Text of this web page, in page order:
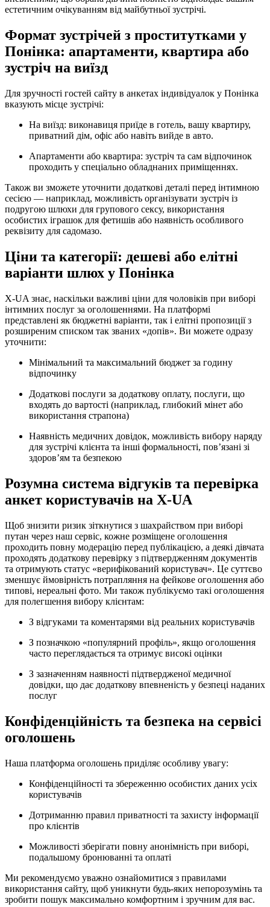
естетичним очікуванням від майбутньої зустрічі.
Формат зустрічей з проститутками у
Понінка: апартаменти, квартира або
зустріч на виїзд
Для зручності гостей сайту в анкетах індивідуалок у Понінка
вказують місце зустрічі:
На виїзд: виконавиця приїде в готель, вашу квартиру,
приватний дім, офіс або навіть вийде в авто.
Апартаменти або квартира: зустріч та сам відпочинок
проходить у спеціально обладнаних приміщеннях.
Також ви зможете уточнити додаткові деталі перед інтимною
сесією — наприклад, можливість організувати зустріч із
подругою шлюхи для групового сексу, використання
особистих іграшок для фетишів або наявність особливого
реквізиту для садомазо.
Ціни та категорії: дешеві або елітні
варіанти шлюх у Понінка
X-UA знає, наскільки важливі ціни для чоловіків при виборі
інтимних послуг за оголошеннями. На платформі
представлені як бюджетні варіанти, так і елітні пропозиції з
розширеним списком так званих «допів». Ви можете одразу
уточнити:
Мінімальний та максимальний бюджет за годину
відпочинку
Додаткові послуги за додаткову оплату, послуги, що
входять до вартості (наприклад, глибокий мінет або
використання страпона)
Наявність медичних довідок, можливість вибору наряду
для зустрічі клієнта та інші формальності, пов’язані зі
здоров’ям та безпекою
Розумна система відгуків та перевірка
анкет користувачів на X-UA
Щоб знизити ризик зіткнутися з шахрайством при виборі
путан через наш сервіс, кожне розміщене оголошення
проходить повну модерацію перед публікацією, а деякі дівчата
проходять додаткову перевірку з підтвердженням документів
та отримують статус «верифікований користувач». Це суттєво
зменшує ймовірність потрапляння на фейкове оголошення або
типові, нереальні фото. Ми також публікуємо такі оголошення
для полегшення вибору клієнтам:
З відгуками та коментарями від реальних користувачів
З позначкою «популярний профіль», якщо оголошення
часто переглядається та отримує високі оцінки
З зазначенням наявності підтвердженої медичної
довідки, що дає додаткову впевненість у безпеці наданих
послуг
Конфіденційність та безпека на сервісі
оголошень
Наша платформа оголошень приділяє особливу увагу:
Конфіденційності та збереженню особистих даних усіх
користувачів
Дотриманню правил приватності та захисту інформації
про клієнтів
Можливості зберігати повну анонімність при виборі,
подальшому бронюванні та оплаті
Ми рекомендуємо уважно ознайомитися з правилами
використання сайту, щоб уникнути будь-яких непорозумінь та
зробити пошук максимально комфортним і зручним для вас.